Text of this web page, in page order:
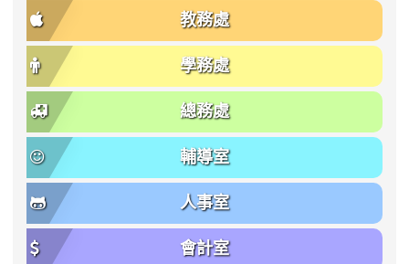
教務處
學務處
總務處
輔導室
人事室
會計室